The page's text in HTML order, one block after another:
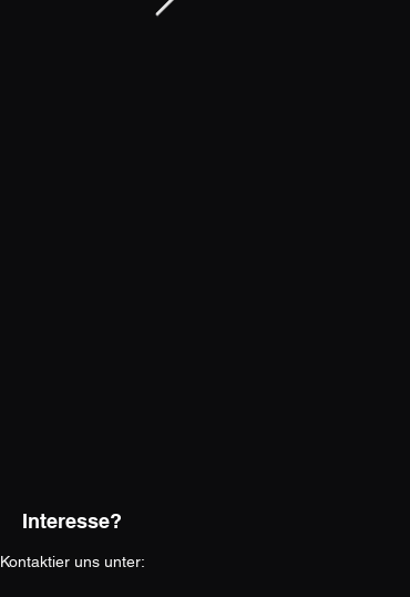
Interesse?
Kontaktier uns unter: